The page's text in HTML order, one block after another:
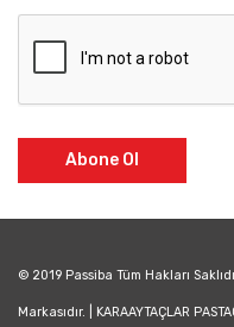
Abone Ol
© 2019 Passiba Tüm Hakları
Markasıdır. | KARAAYTAÇLAR